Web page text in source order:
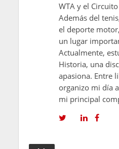
WTA y el
Además del
el deporte
un lugar
Actualmente,
Historia, una
apasiona. Entre
organizo mi día
mi principal